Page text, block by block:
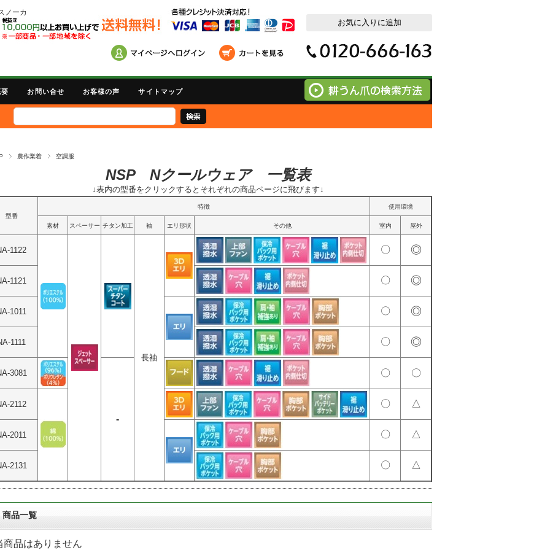
ノーカ
お問い合せ お客様の声 サイトマップ
農作業着 空調服
NSP Nクールウェア 一覧表
↓表内の型番をクリックするとそれぞれの商品ページに飛びます↓
型番
特徴 使用環境
素材 スペーサー チタン加工 袖 エリ形状 その他 室内 屋外
1122
長袖
〇 ◎
1121 〇 ◎
1011 〇 ◎
1111 〇 ◎
3081
-
〇 〇
2112 〇 △
2011 〇 △
2131 〇 △
商品一覧
商品はありません